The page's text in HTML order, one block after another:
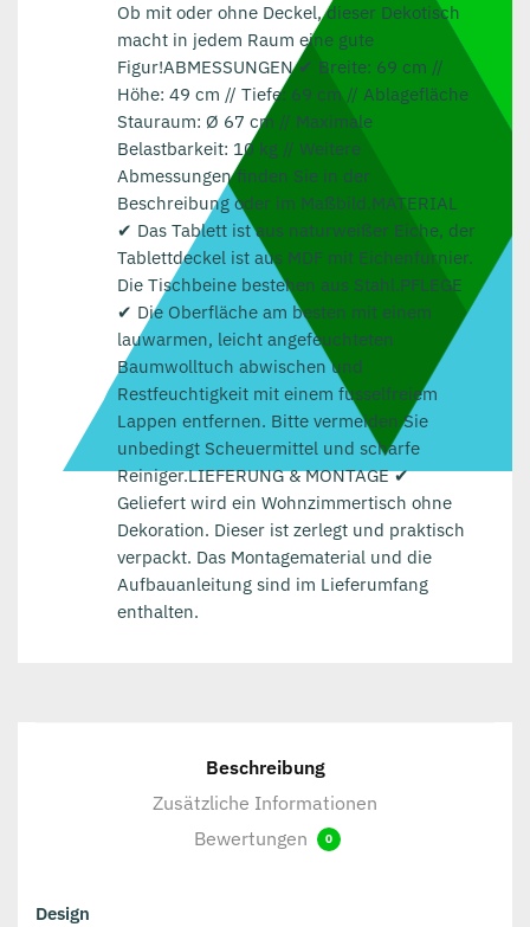
Ob mit oder ohne Deckel, dieser Dekotisch
macht in jedem Raum eine gute
Figur!ABMESSUNGEN ✔ Breite: 69 cm //
Höhe: 49 cm // Tiefe: 69 cm // Ablagefläche
Stauraum: Ø 67 cm // Maximale
Belastbarkeit: 10 kg // Weitere
Abmessungen finden Sie in der
Beschreibung oder im Maßbild.MATERIAL
✔ Das Tablett ist aus naturweißer Eiche, der
Tablettdeckel ist aus MDF mit Eichenfurnier.
Die Tischbeine bestehen aus Stahl.PFLEGE
✔ Die Oberfläche am besten mit einem
lauwarmen, leicht angefeuchteten
Baumwolltuch abwischen und
Restfeuchtigkeit mit einem fusselfreiem
Lappen entfernen. Bitte vermeiden Sie
unbedingt Scheuermittel und scharfe
Reiniger.LIEFERUNG & MONTAGE ✔
Geliefert wird ein Wohnzimmertisch ohne
Dekoration. Dieser ist zerlegt und praktisch
verpackt. Das Montagematerial und die
Aufbauanleitung sind im Lieferumfang
enthalten.
Beschreibung
Zusätzliche Informationen
Bewertungen
0
Design